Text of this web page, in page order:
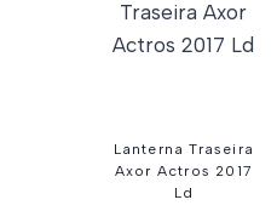
Lanterna Traseira
Axor Actros 2017
Ld